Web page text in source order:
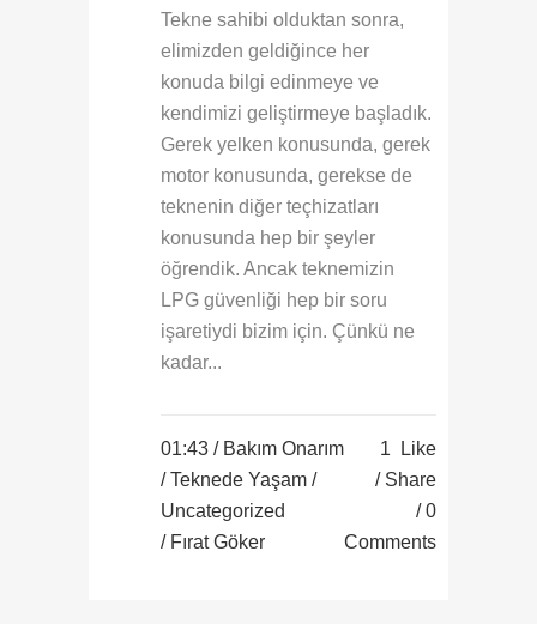
Tekne sahibi olduktan sonra,
elimizden geldiğince her
konuda bilgi edinmeye ve
kendimizi geliştirmeye başladık.
Gerek yelken konusunda, gerek
motor konusunda, gerekse de
teknenin diğer teçhizatları
konusunda hep bir şeyler
öğrendik. Ancak teknemizin
LPG güvenliği hep bir soru
işaretiydi bizim için. Çünkü ne
kadar...
01:43 / Bakım Onarım
/Teknede Yaşam /
Uncategorized
/ Fırat Göker
1
Like
Share
0
Comments